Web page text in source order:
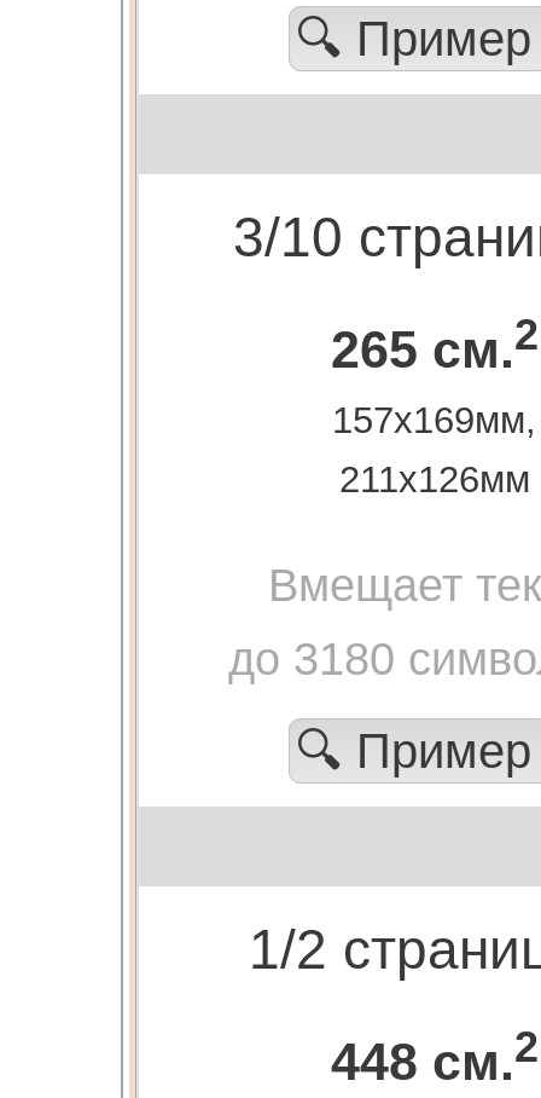
🔍
3/10
265 см.2
157х169мм,
211х126мм
Вмещает
до 3180
🔍
1/2
448 см.2